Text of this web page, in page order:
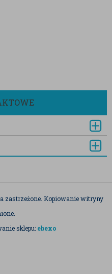
zastrzeżone. Kopiowanie witryny
sklepu: ebexo